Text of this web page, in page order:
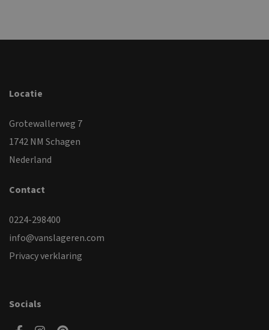
Locatie
Grotewallerweg 7
1742 NM Schagen
Nederland
Contact
0224-298400
info@vanslageren.com
Privacy verklaring
Socials